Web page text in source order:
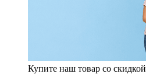
Купите наш товар со скидкой